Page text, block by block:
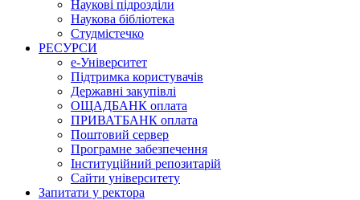
Наукові підрозділи
Наукова бібліотека
Студмістечко
РЕСУРСИ
е-Університет
Підтримка користувачів
Державні закупівлі
ОЩАДБАНК оплата
ПРИВАТБАНК оплата
Поштовий сервер
Програмне забезпечення
Інституційний репозитарій
Сайти університету
Запитати у ректора